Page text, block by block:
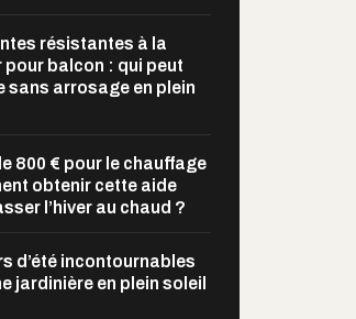
résistantes à la
pour balcon : qui peut
sans arrosage en plein
800 € pour le chauffage
obtenir cette aide
l’hiver au chaud ?
d’été incontournables
jardinière en plein soleil